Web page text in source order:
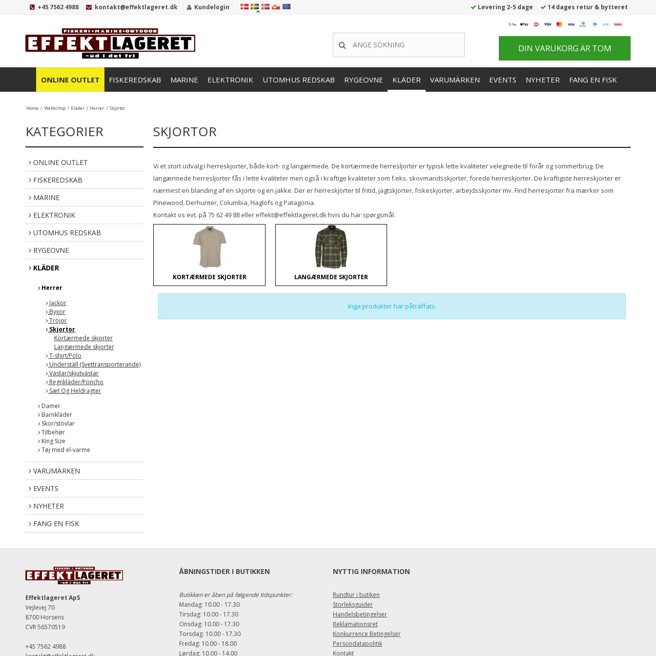
+45 7562 4988 kontakt@effektlageret.dk Kundelogin Levering 2-5 dage 14 dages retur & bytteret
DIN VARUKORG ÄR TOM
ONLINE OUTLET FISKEREDSKAB MARINE ELEKTRONIK UTOMHUS REDSKAB RYGEOVNE KLÄDER VARUMÄRKEN EVENTS NYHETER FANG EN FISK
Home / Webbshop / Kläder / Herrer / Skjortor
KATEGORIER
ONLINE OUTLET
FISKEREDSKAB
MARINE
ELEKTRONIK
UTOMHUS REDSKAB
RYGEOVNE
KLÄDER
Herrer
Jackor
Byxor
Tröjor
Skjortor
Kortærmede skjorter
Langærmede skjorter
T-shirt/Polo
Underställ (Svettransporterande)
Västar/skjutvästar
Regnkläder/Poncho
Sæt Og Heldragter
Damer
Barnkläder
Skor/stövlar
Tilbehør
King Size
Tøj med el-varme
VARUMÄRKEN
EVENTS
NYHETER
FANG EN FISK
SKJORTOR
Vi et stort udvalg i herreskjorter, både kort- og langærmede. De kortærmede herresljorter er typisk lette kvaliteter velegnede til forår og sommerbrug. De
langærmede herresljorter fås i lette kvaliteter men også i kraftige kvaliteter som f.eks. skovmandsskjorter, forede herreskjorter. De kraftigste herreskjorter er
nærmest en blanding af en skjorte og en jakke. Der er herreskjorter til fritid, jagtskjorter, fiskeskjorter, arbejdsskjorter mv. Find herresjorter fra mærker som
Pinewood, Derhunter, Columbia, Haglöfs og Patagonia.
Kontakt os evt. på 75 62 49 88 eller effekt@effektlageret.dk hvis du har spørgsmål.
KORTÆRMEDE SKJORTER LANGÆRMEDE SKJORTER
Inga produkter har påträffats.
Effektlageret ApS
Vejlevej 70
8700 Horsens
CVR 56570519
+45 7562 4988
ÅBNINGSTIDER I BUTIKKEN
Butikken er åben på følgende tidspunkter:
Mandag: 10.00 - 17.30
Tirsdag: 10.00 - 17.30
Onsdag: 10.00 - 17.30
Torsdag: 10.00 - 17.30
Fredag: 10.00 - 18.00
Lørdag: 10.00 - 14.00
NYTTIG INFORMATION
Rundtur i butiken
Storleksguider
Handelsbetingelser
Reklamationsret
Konkurrence Betingelser
Persondatapolitik
Kontakt